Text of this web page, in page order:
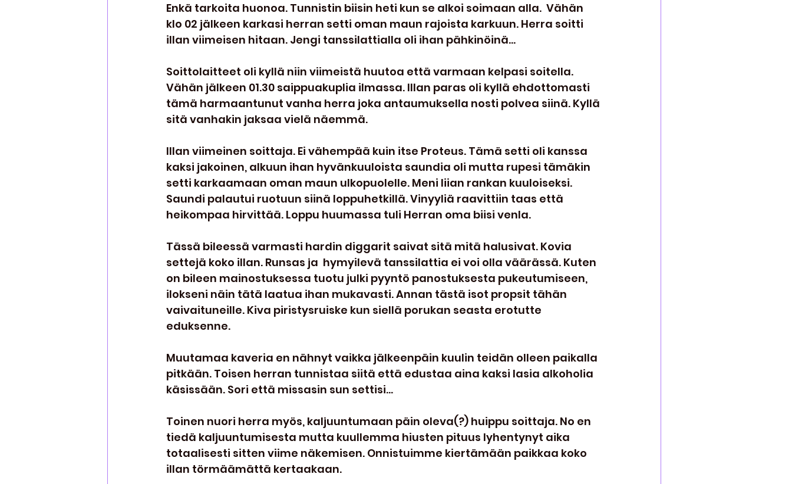
Enkä tarkoita huonoa. Tunnistin biisin heti kun se alkoi soimaan alla.  Vähän
klo 02 jälkeen karkasi herran setti oman maun rajoista karkuun. Herra soitti
illan viimeisen hitaan. Jengi tanssilattialla oli ihan pähkinöinä...
Soittolaitteet oli kyllä niin viimeistä huutoa että varmaan kelpasi soitella.
Vähän jälkeen 01.30 saippuakuplia ilmassa. Illan paras oli kyllä ehdottomasti
tämä harmaantunut vanha herra joka antaumuksella nosti polvea siinä. Kyllä
sitä vanhakin jaksaa vielä näemmä.
Illan viimeinen soittaja. Ei vähempää kuin itse Proteus. Tämä setti oli kanssa
kaksi jakoinen, alkuun ihan hyvänkuuloista saundia oli mutta rupesi tämäkin
setti karkaamaan oman maun ulkopuolelle. Meni liian rankan kuuloiseksi.
Saundi palautui ruotuun siinä loppuhetkillä. Vinyyliä raavittiin taas että
heikompaa hirvittää. Loppu huumassa tuli Herran oma biisi venla.
Tässä bileessä varmasti hardin diggarit saivat sitä mitä halusivat. Kovia
settejä koko illan. Runsas ja  hymyilevä tanssilattia ei voi olla väärässä. Kuten
on bileen mainostuksessa tuotu julki pyyntö panostuksesta pukeutumiseen,
ilokseni näin tätä laatua ihan mukavasti. Annan tästä isot propsit tähän
vaivaituneille. Kiva piristysruiske kun siellä porukan seasta erotutte
eduksenne.
Muutamaa kaveria en nähnyt vaikka jälkeenpäin kuulin teidän olleen paikalla
pitkään. Toisen herran tunnistaa siitä että edustaa aina kaksi lasia alkoholia
käsissään. Sori että missasin sun settisi...
Toinen nuori herra myös, kaljuuntumaan päin oleva(?) huippu soittaja. No en
tiedä kaljuuntumisesta mutta kuullemma hiusten pituus lyhentynyt aika
totaalisesti sitten viime näkemisen. Onnistuimme kiertämään paikkaa koko
illan törmäämättä kertaakaan.